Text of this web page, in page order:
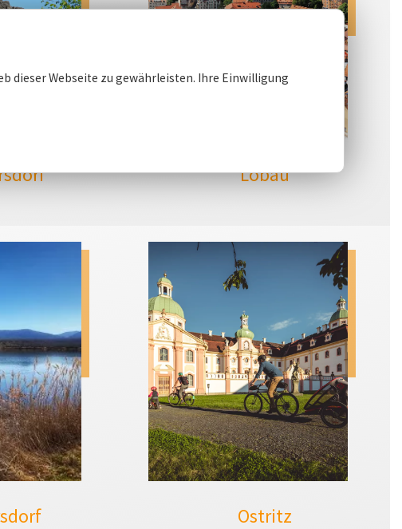
Löbau
Ostritz
dieser Webseite zu gewährleisten. Ihre Einwilligung